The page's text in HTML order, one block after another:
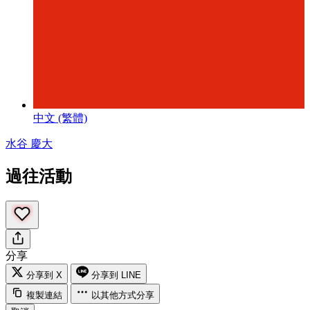
中文 (繁體)
水谷 慶大
過往活動
分享
分享到 X
分享到 LINE
複製連結
以其他方式分享